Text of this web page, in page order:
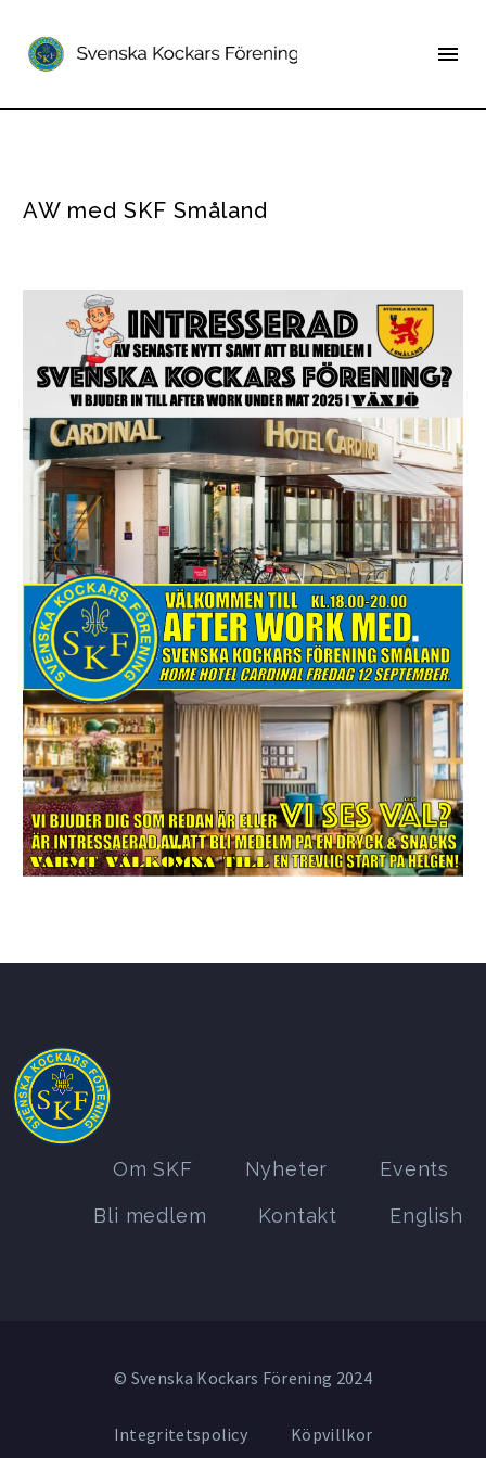
AW med SKF Småland
Om SKF Nyheter Events
Bli medlem Kontakt English
© Svenska Kockars Förening 2024
Integritetspolicy Köpvillkor